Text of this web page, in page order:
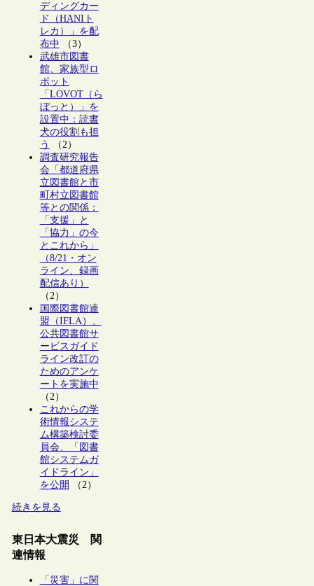
ディングカー
ド（HANIト
レカ）」を配
布中 （3）
武雄市図書
館、家族型ロ
ボット
「LOVOT（ら
ぼっと）」を
設置中：読書
犬の役割も担
う
（2）
調査研究報告
会「都道府県
立図書館と市
町村立図書館
等との関係：
「支援」と
「協力」の今
とこれから」
（8/21・オン
ライン、録画
配信あり）
（2）
国際図書館連
盟（IFLA）、
公共図書館サ
ービスガイド
ライン改訂の
ためのアンケ
ートを実施中
（2）
これからの学
術情報システ
ム構築検討委
員会、「図書
館システムガ
イドライン」
を公開
（2）
続きを見る
東日本大震災 関
連情報
「災害」に関